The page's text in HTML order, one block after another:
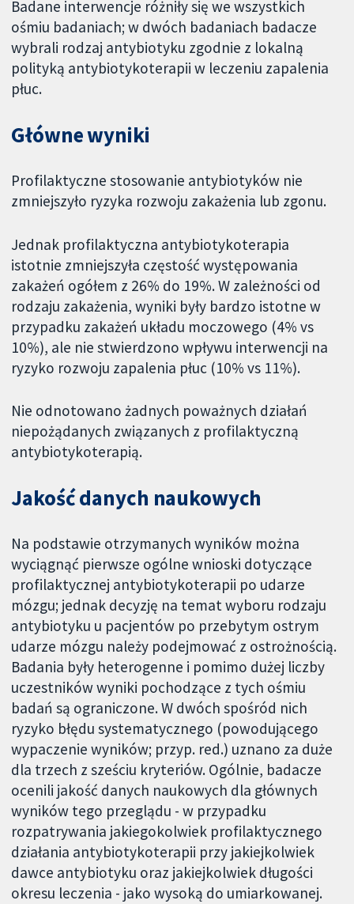
Badane interwencje różniły się we wszystkich
ośmiu badaniach; w dwóch badaniach badacze
wybrali rodzaj antybiotyku zgodnie z lokalną
polityką antybiotykoterapii w leczeniu zapalenia
płuc.
Główne wyniki
Profilaktyczne stosowanie antybiotyków nie
zmniejszyło ryzyka rozwoju zakażenia lub zgonu.
Jednak profilaktyczna antybiotykoterapia
istotnie zmniejszyła częstość występowania
zakażeń ogółem z 26% do 19%. W zależności od
rodzaju zakażenia, wyniki były bardzo istotne w
przypadku zakażeń układu moczowego (4% vs
10%), ale nie stwierdzono wpływu interwencji na
ryzyko rozwoju zapalenia płuc (10% vs 11%).
Nie odnotowano żadnych poważnych działań
niepożądanych związanych z profilaktyczną
antybiotykoterapią.
Jakość danych naukowych
Na podstawie otrzymanych wyników można
wyciągnąć pierwsze ogólne wnioski dotyczące
profilaktycznej antybiotykoterapii po udarze
mózgu; jednak decyzję na temat wyboru rodzaju
antybiotyku u pacjentów po przebytym ostrym
udarze mózgu należy podejmować z ostrożnością.
Badania były heterogenne i pomimo dużej liczby
uczestników wyniki pochodzące z tych ośmiu
badań są ograniczone. W dwóch spośród nich
ryzyko błędu systematycznego (powodującego
wypaczenie wyników; przyp. red.) uznano za duże
dla trzech z sześciu kryteriów. Ogólnie, badacze
ocenili jakość danych naukowych dla głównych
wyników tego przeglądu - w przypadku
rozpatrywania jakiegokolwiek profilaktycznego
działania antybiotykoterapii przy jakiejkolwiek
dawce antybiotyku oraz jakiejkolwiek długości
okresu leczenia - jako wysoką do umiarkowanej.